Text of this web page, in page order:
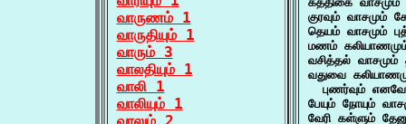
வாருணம் 1
வாருதியும் 1
வாரும் 3
வாலதியும் 1
வாலி 1
வாலியும் 1
குரவும்
தெயம் வாசமும்
மணம்
வசித்தல்
வதுவை
புணர்வும்
பேயும் நோயும்
வேரி கள்ளும்